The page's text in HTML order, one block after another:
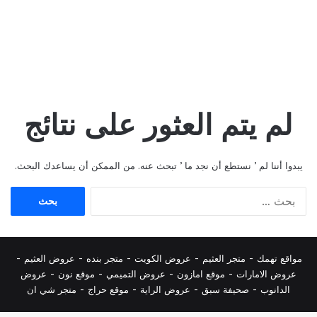
لم يتم العثور على نتائج
يبدوا أننا لم ’ نستطع أن نجد ما ’ تبحث عنه. من الممكن أن يساعدك البحث.
مواقع تهمك - متجر العثيم - عروض الكويت - متجر بنده - عروض العثيم -
عروض الامارات - موقع امازون - عروض التميمي - موقع نون - عروض
الدانوب - صحيفة سبق - عروض الراية - موقع حراج - متجر شي ان